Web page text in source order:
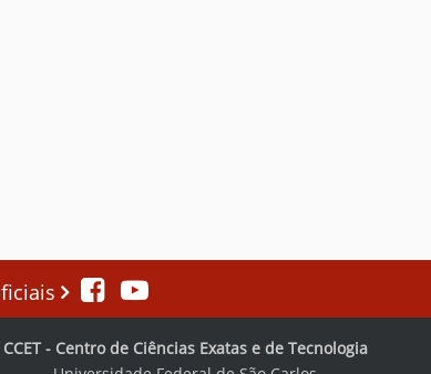
CCET - Centro de Ciências Exatas e de Tecnologia